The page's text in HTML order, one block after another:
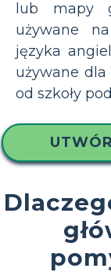
lub mapy
używane
języka
używane
od szkoły